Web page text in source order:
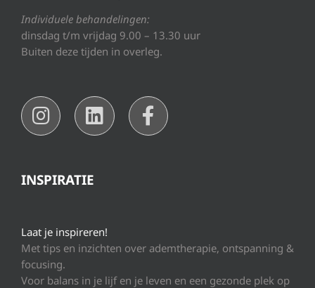
Individuele behandelingen:
dinsdag t/m vrijdag 9.00 – 13.30 uur
Buiten deze tijden in overleg.
INSPIRATIE
Laat je inspireren!
Met tips en inzichten over ademtherapie, ontspanning &
focusing.
Voor balans in je lijf en je leven en een gezonde plek op